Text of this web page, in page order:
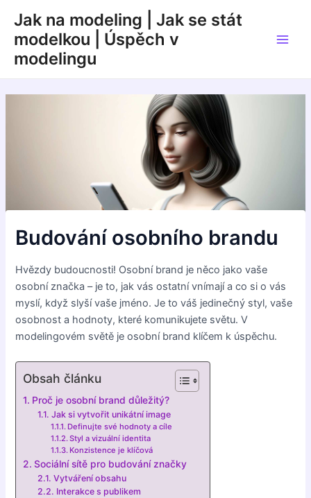
obsah
Jak na modeling | Jak se stát
modelkou | Úspěch v
modelingu
Budování osobního brandu
Hvězdy budoucnosti! Osobní brand je něco jako vaše
osobní značka – je to, jak vás ostatní vnímají a co si o vás
myslí, když slyší vaše jméno. Je to váš jedinečný styl, vaše
osobnost a hodnoty, které komunikujete světu. V
modelingovém světě je osobní brand klíčem k úspěchu.
Obsah článku
Proč je osobní brand důležitý?
Jak si vytvořit unikátní image
Definujte své hodnoty a cíle
Styl a vizuální identita
Konzistence je klíčová
Sociální sítě pro budování značky
Vytváření obsahu
Interakce s publikem